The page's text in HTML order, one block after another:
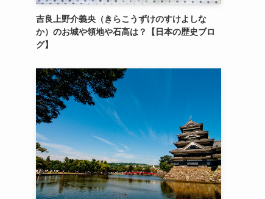
吉良上野介義央（きらこうずけのすけよしな
か）のお城や領地や石高は？【日本の歴史ブロ
グ】